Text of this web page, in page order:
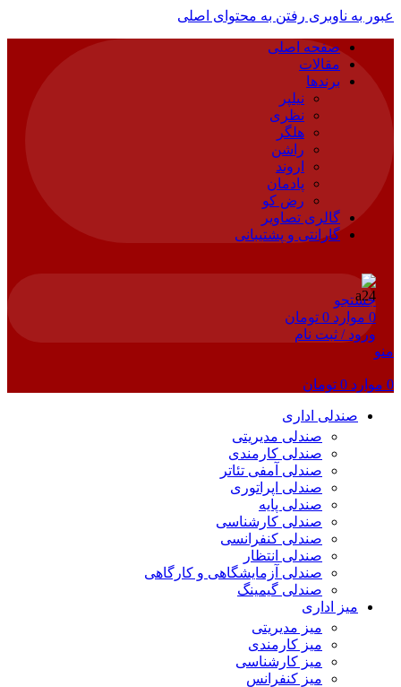
عبور به ناوبری رفتن به محتوای اصلی
صفحه اصلی
مقالات
برندها
نیلپر
نظری
هلگر
راشن
اروند
پادمان
رض کو
گالری تصاویر
گارانتی و پشتیبانی
جستجو
0 موارد 0 تومان
ورود / ثبت نام
منو
0 موارد 0 تومان
صندلی اداری
صندلی مدیریتی
صندلی کارمندی
صندلی آمفی تئاتر
صندلی اپراتوری
صندلی پایه
صندلی کارشناسی
صندلی کنفرانسی
صندلی انتظار
صندلی آزمایشگاهی و کارگاهی
صندلی گیمینگ
میز اداری
میز مدیریتی
میز کارمندی
میز کارشناسی
میز کنفرانس